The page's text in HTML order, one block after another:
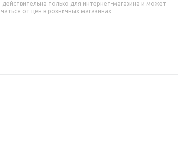
действительна только для интернет-магазина и может
от цен в розничных магазинах